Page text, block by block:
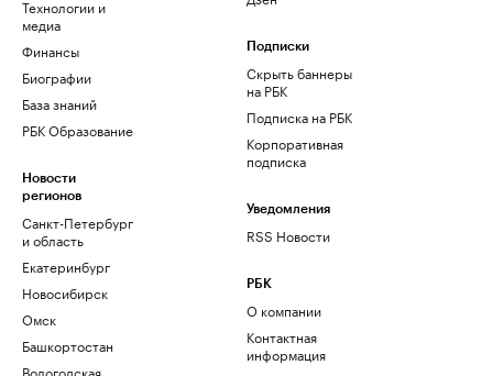
Технологии и
медиа
Финансы
Биографии
База знаний
РБК Образование
Новости
регионов
Санкт-Петербург
и область
Екатеринбург
Новосибирск
Омск
Башкортостан
Вологодская
Подписки
Скрыть баннеры
на РБК
Подписка на РБК
Корпоративная
подписка
Уведомления
RSS Новости
РБК
О компании
Контактная
информация